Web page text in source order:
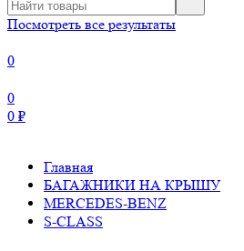
Посмотреть все результаты
0
0
0 ₽
Главная
БАГАЖНИКИ НА КРЫШУ
MERCEDES-BENZ
S-CLASS